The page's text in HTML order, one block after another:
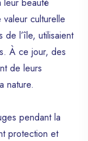
culturelle
de l’île, utilisaient
À ce jour, des
de leurs
nature.
pendant la
protection et